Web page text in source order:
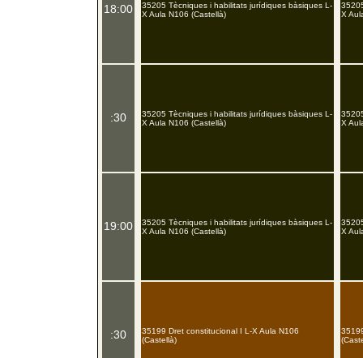
18:00
:30
19:00
:30
35205 Tècniques i habilitats jurídiques bàsiques L-
X Aula N106 (Castellà)
35205 Tècniques i habilitats jurídiques bàsiques L-
X Aula N106 (Castellà)
35205 Tècniques i habilitats jurídiques bàsiques L-
X Aula N106 (Castellà)
35199 Dret constitucional I L-X Aula N106
(Castellà)
X
X
X